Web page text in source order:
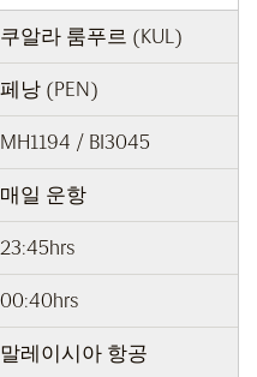
쿠알라 룸푸르 (KUL)
페낭 (PEN)
MH1194 / BI3045
매일 운항
23:45hrs
00:40hrs
말레이시아 항공